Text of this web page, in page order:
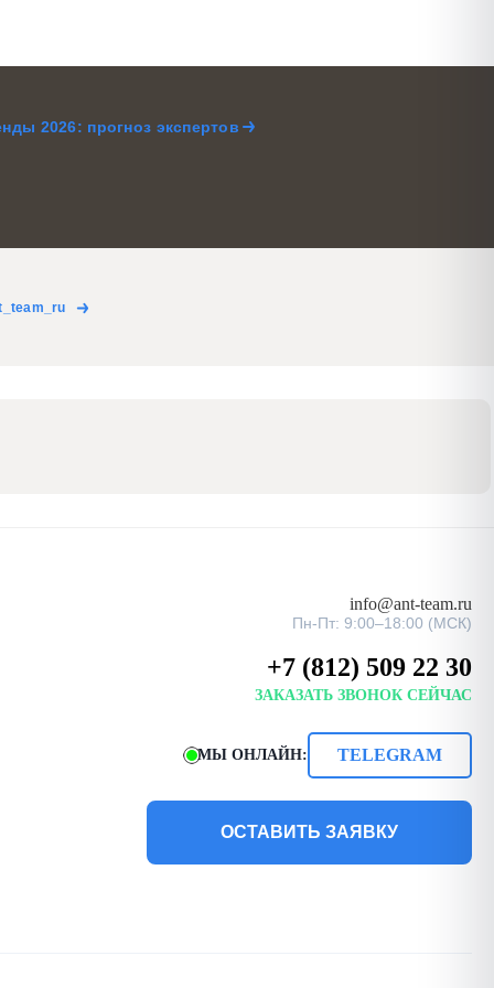
2026: прогноз экспертов
info@ant-team.ru
Пн-Пт: 9:00–18:00 (МСК)
+7 (812) 509 22 30
ЗАКАЗАТЬ ЗВОНОК СЕЙЧАС
МЫ ОНЛАЙН: TELEGRAM
ОСТАВИТЬ ЗАЯВКУ